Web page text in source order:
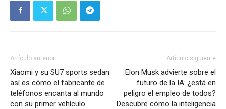
Artículo anterior
Xiaomi y su SU7 sports sedan:
así es cómo el fabricante de
teléfonos encanta al mundo
con su primer vehículo
Artículo siguiente
Elon Musk advierte sobre el
futuro de la IA: ¿está en
peligro el empleo de todos?
Descubre cómo la inteligencia